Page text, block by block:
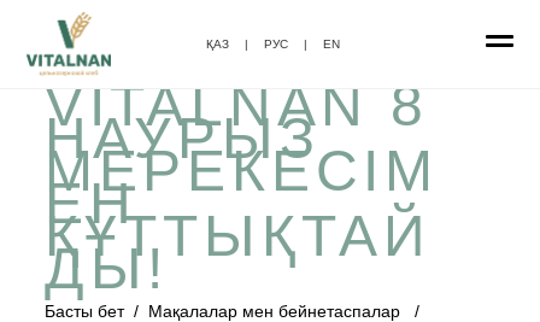
ҚАЗ | РУС | EN
VITALNAN 8
НАУРЫЗ
МЕРЕКЕСІМ
ЕН
ҚҰТТЫҚТАЙ
ДЫ!
Басты бет/ Мақалалар мен бейнетаспалар
/